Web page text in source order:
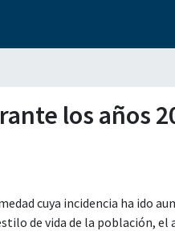
los años
cuya incidencia ha ido
de vida de la población, el